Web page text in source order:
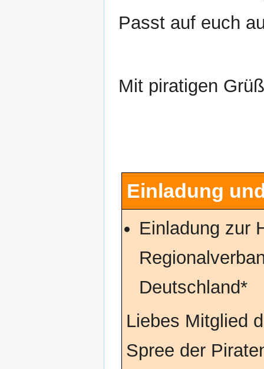
Passt auf euch
Mit piratigen
Einladung
Einladung zur
Deutschland*
Liebes Mitglied
Spree der